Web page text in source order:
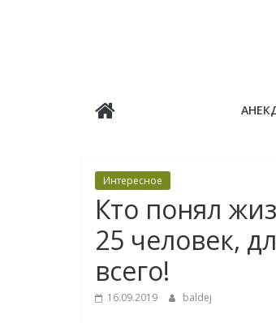
Балдёж
Интересное
Кто понял
25 человек,
всего!
16.09.2019 baldej